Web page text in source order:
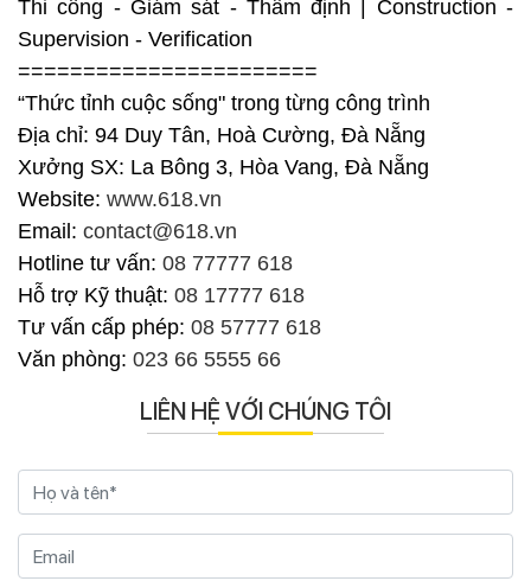
Thi công - Giám sát - Thẩm định | Construction -
Supervision - Verification
=======================
“Thức tỉnh cuộc sống" trong từng công trình
Địa chỉ: 94 Duy Tân, Hoà Cường, Đà Nẵng
Xưởng SX: La Bông 3, Hòa Vang, Đà Nẵng
Website: www.618.vn
Email: contact@618.vn
Hotline tư vấn: 08 77777 618
Hỗ trợ Kỹ thuật: 08 17777 618
Tư vấn cấp phép: 08 57777 618
Văn phòng: 023 66 5555 66
LIÊN HỆ VỚI CHÚNG TÔI